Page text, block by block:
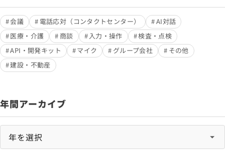
会議 電話応対（コンタクトセンター）
AI対話
医療・介護
商談 入力・操作
検査・点検
API・開発キット
マイク グループ会社
その他
建設・不動産
年間アーカイブ